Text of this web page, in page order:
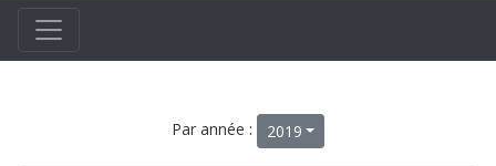
Par année : 2019